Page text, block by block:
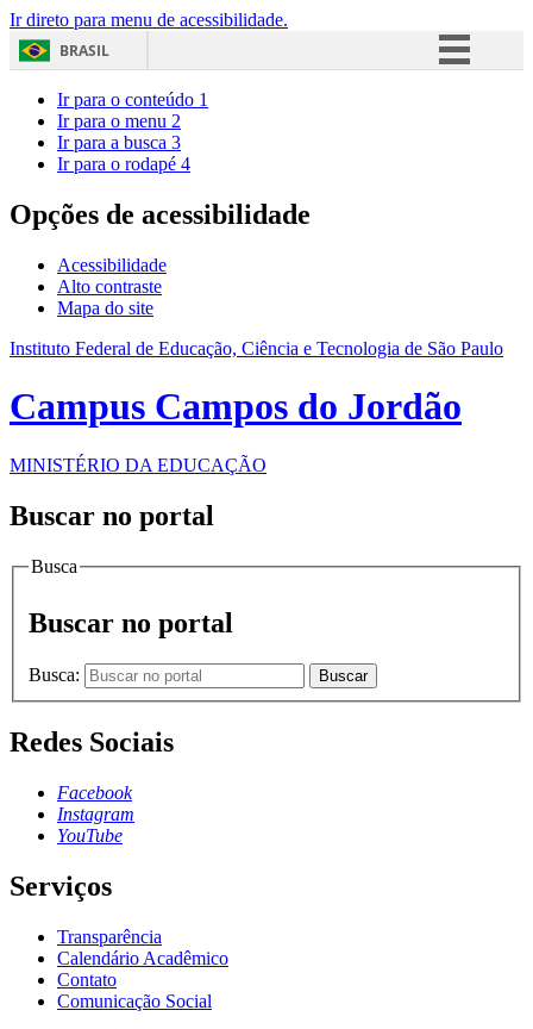
Ir direto para menu de acessibilidade.
BRASIL
Acesso à informação
Ir para o conteúdo 1
Ir para o menu 2
Ir para a busca 3
Ir para o rodapé 4
Opções de acessibilidade
Acessibilidade
Alto contraste
Mapa do site
Instituto Federal de Educação, Ciência e Tecnologia de São Paulo
Campus Campos do Jordão
MINISTÉRIO DA EDUCAÇÃO
Buscar no portal
Busca
Buscar no portal
Busca: Buscar
Redes Sociais
Facebook
Instagram
YouTube
Serviços
Transparência
Calendário Acadêmico
Contato
Comunicação Social